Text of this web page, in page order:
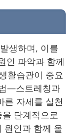
생하며, 이를
인 파악과 함께
활습관이 중요
—스트레칭과
른 자세를 실천
단계적으로
원인과 함께 올